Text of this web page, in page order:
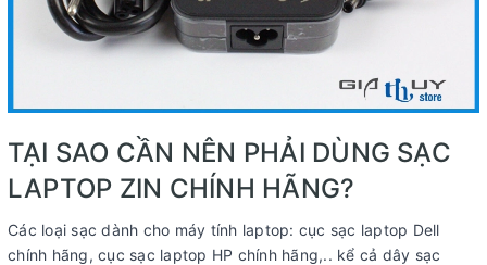
TẠI SAO CẦN NÊN PHẢI DÙNG SẠC
LAPTOP ZIN CHÍNH HÃNG?
Các loại sạc dành cho máy tính laptop: cục sạc laptop Dell
chính hãng, cục sạc laptop HP chính hãng,.. kể cả dây sạc